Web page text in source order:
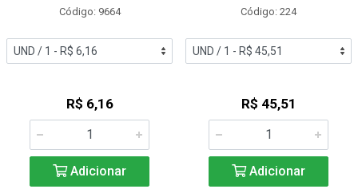
Código: 9664
R$ 6,16
Adicionar
Código: 224
R$ 45,51
Adicionar